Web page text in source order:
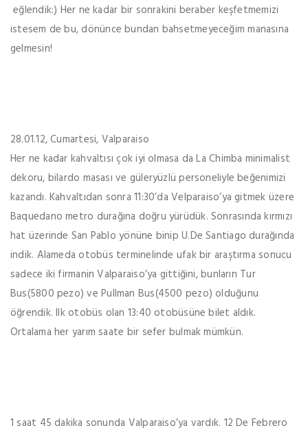
eğlendik:) Her ne kadar bir sonrakini beraber keşfetmemizi
istesem de bu, dönünce bundan bahsetmeyeceğim manasına
gelmesin!
28.01.12, Cumartesi, Valparaiso
Her ne kadar kahvaltısı çok iyi olmasa da La Chimba minimalist
dekoru, bilardo masası ve güleryüzlü personeliyle beğenimizi
kazandı. Kahvaltıdan sonra 11:30’da Velparaiso’ya gitmek üzere
Baquedano metro durağına doğru yürüdük. Sonrasında kırmızı
hat üzerinde San Pablo yönüne binip U.De Santiago durağında
indik. Alameda otobüs terminelinde ufak bir araştırma sonucu
sadece iki firmanin Valparaiso’ya gittiğini, bunların Tur
Bus(5800 pezo) ve Pullman Bus(4500 pezo) olduğunu
öğrendik. Ilk otobüs olan 13:40 otobüsüne bilet aldık.
Ortalama her yarım saate bir sefer bulmak mümkün.
1 saat 45 dakika sonunda Valparaiso’ya vardık. 12 De Febrero